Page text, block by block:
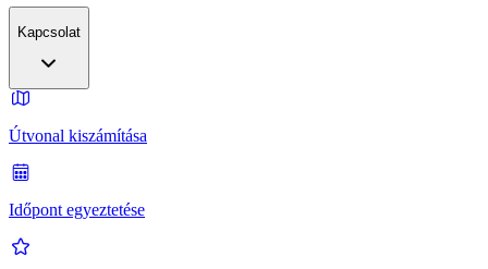
Kapcsolat
Útvonal kiszámítása
Időpont egyeztetése